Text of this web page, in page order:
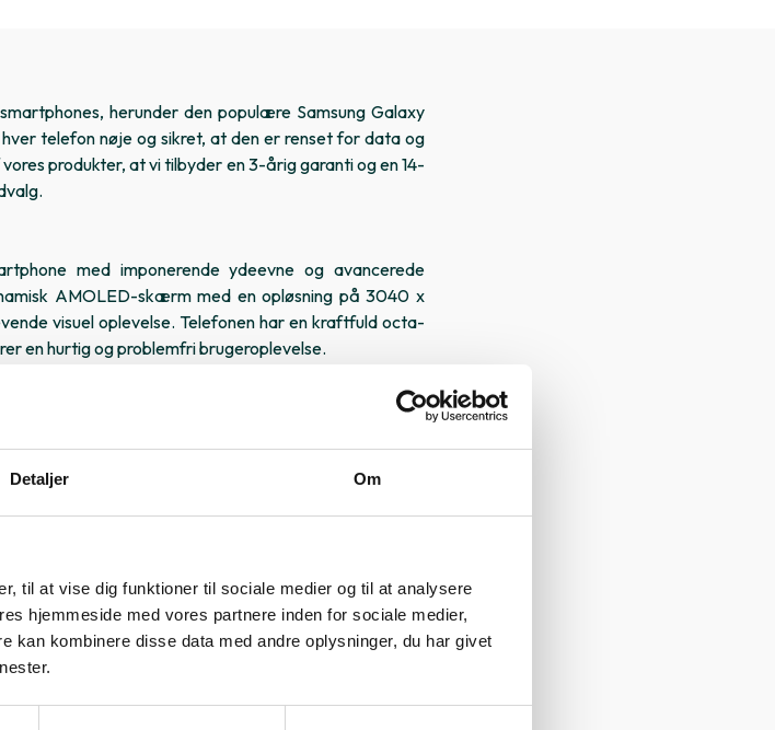
Detaljer Om
til at vise dig funktioner til sociale medier og til at analysere
hjemmeside med vores partnere inden for sociale medier,
kan kombinere disse data med andre oplysninger, du har givet
herunder den populære Samsung Galaxy
telefon nøje og sikret, at den er renset for data og
produkter, at vi tilbyder en 3-årig garanti og en 14-
med imponerende ydeevne og avancerede
AMOLED-skærm med en opløsning på 3040 x
visuel oplevelse. Telefonen har en kraftfuld octa-
en hurtig og problemfri brugeroplevelse.
og leverer fantastiske billeder og videoer.
ultravidvinkel-linse og en dybdesensor. Denne
fange detaljerede og professionelle fotos i forskellige
Samsung Galaxy Note 10+ er S-pennen. Den giver
på skærmen med en utrolig præcision. S-pennen kan
hvilket gør det nemt at tage billeder eller skifte